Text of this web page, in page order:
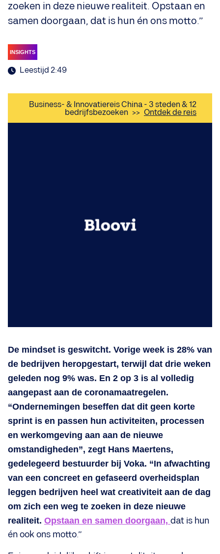
zoeken in deze nieuwe realiteit. Opstaan en
samen doorgaan, dat is hun én ons motto.”
INSIGHTS
Leestijd 2:49
Business- & Innovatiereis China - 3 steden & 12
bedrijfsbezoeken >> Ontdek de reis
De mindset is geswitcht. Vorige week is 28% van
de bedrijven heropgestart, terwijl dat drie weken
geleden nog 9% was. En 2 op 3 is al volledig
aangepast aan de coronamaatregelen.
“Ondernemingen beseffen dat dit geen korte
sprint is en passen hun activiteiten, processen
en werkomgeving aan aan de nieuwe
omstandigheden”, zegt Hans Maertens,
gedelegeerd bestuurder bij Voka. “In afwachting
van een concreet en gefaseerd overheidsplan
leggen bedrijven heel wat creativiteit aan de dag
om zich een weg te zoeken in deze nieuwe
realiteit. Opstaan en samen doorgaan, dat is hun
én ook ons motto.”